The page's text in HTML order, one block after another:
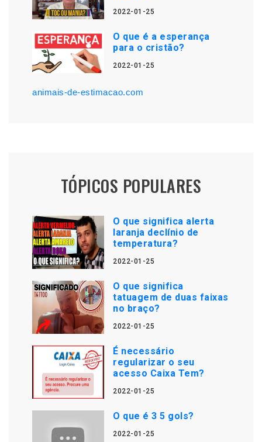
2022-01-25
O que é a esperança
para o cristão?
2022-01-25
animais-de-estimacao.com
TÓPICOS POPULARES
O que significa alerta
laranja declínio de
temperatura?
2022-01-25
O que significa
tatuagem de duas faixas
no braço?
2022-01-25
É necessário
regularizar o seu
acesso Caixa Tem?
2022-01-25
O que é 3 5 gols?
2022-01-25